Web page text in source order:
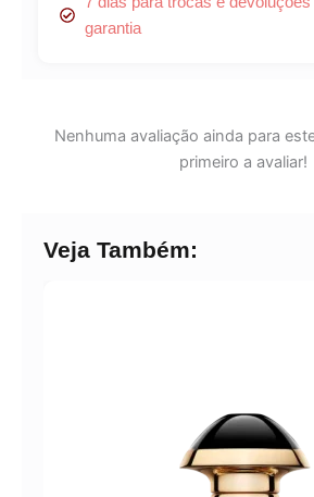
garantia
Nenhuma avaliação ainda para
primeiro a avaliar!
Veja Também: